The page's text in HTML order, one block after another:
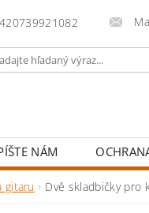
NÁM
gitaru Dvě skladbičky pro